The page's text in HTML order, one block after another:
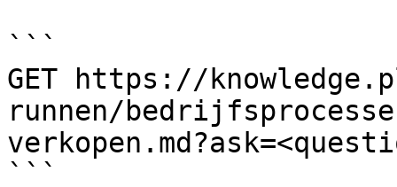
```
GET https://
runnen/
```